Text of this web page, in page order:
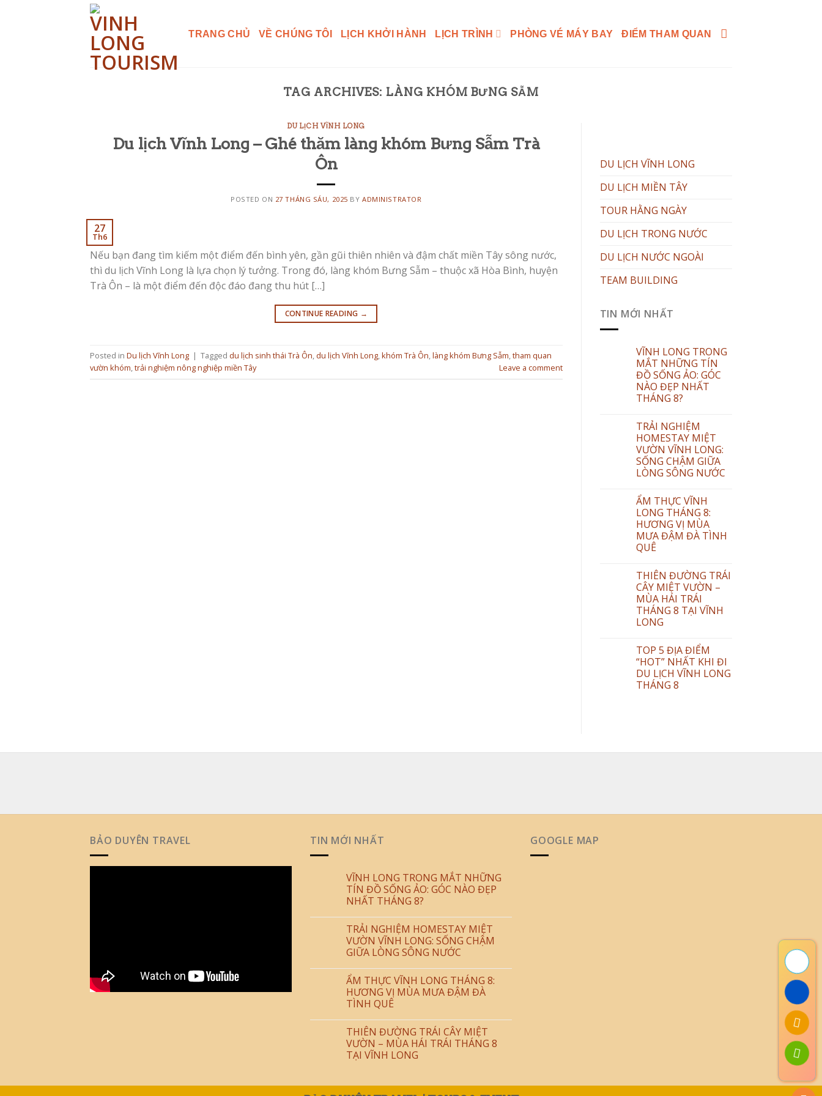
TRANG CHỦ VỀ CHÚNG TÔI LỊCH KHỞI HÀNH LỊCH TRÌNH PHÒNG VÉ MÁY BAY ĐIỂM THAM QUAN
TAG ARCHIVES: LÀNG KHÓM BƯNG SẪM
DU LỊCH VĨNH LONG
Du lịch Vĩnh Long – Ghé thăm làng khóm Bưng Sẫm Trà
Ôn
POSTED ON 27 THÁNG SÁU, 2025 BYADMINISTRATOR
27
Th6
Nếu bạn đang tìm kiếm một điểm đến bình yên, gần gũi thiên nhiên và đậm chất miền Tây sông nước,
thì du lịch Vĩnh Long là lựa chọn lý tưởng. Trong đó, làng khóm Bưng Sẫm – thuộc xã Hòa Bình, huyện
Trà Ôn – là một điểm đến độc đáo đang thu hút […]
CONTINUE READING →
Posted in Du lịch Vĩnh Long | Tagged du lịch sinh thái Trà Ôn, du lịch Vĩnh Long,khóm Trà Ôn,làng khóm Bưng Sẫm,tham quan
vườn khóm,trải nghiệm nông nghiệp miền Tây Leave a comment
DU LỊCH VĨNH LONG
DU LỊCH MIỀN TÂY
TOUR HẰNG NGÀY
DU LỊCH TRONG NƯỚC
DU LỊCH NƯỚC NGOÀI
TEAM BUILDING
TIN MỚI NHẤT
VĨNH LONG TRONG
MẮT NHỮNG TÍN
ĐỒ SỐNG ẢO: GÓC
NÀO ĐẸP NHẤT
THÁNG 8?
TRẢI NGHIỆM
HOMESTAY MIỆT
VƯỜN VĨNH LONG:
SỐNG CHẬM GIỮA
LÒNG SÔNG NƯỚC
ẨM THỰC VĨNH
LONG THÁNG 8:
HƯƠNG VỊ MÙA
MƯA ĐẬM ĐÀ TÌNH
QUÊ
THIÊN ĐƯỜNG TRÁI
CÂY MIỆT VƯỜN –
MÙA HÁI TRÁI
THÁNG 8 TẠI VĨNH
LONG
TOP 5 ĐỊA ĐIỂM
“HOT” NHẤT KHI ĐI
DU LỊCH VĨNH LONG
THÁNG 8
BẢO DUYÊN TRAVEL TIN MỚI NHẤT
VĨNH LONG TRONG MẮT NHỮNG
TÍN ĐỒ SỐNG ẢO: GÓC NÀO ĐẸP
NHẤT THÁNG 8?
TRẢI NGHIỆM HOMESTAY MIỆT
VƯỜN VĨNH LONG: SỐNG CHẬM
GIỮA LÒNG SÔNG NƯỚC
ẨM THỰC VĨNH LONG THÁNG 8:
HƯƠNG VỊ MÙA MƯA ĐẬM ĐÀ
TÌNH QUÊ
THIÊN ĐƯỜNG TRÁI CÂY MIỆT
VƯỜN – MÙA HÁI TRÁI THÁNG 8
TẠI VĨNH LONG
GOOGLE MAP